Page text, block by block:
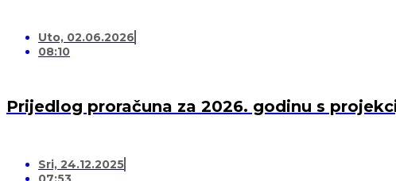
Uto, 02.06.2026
08:10
Prijedlog proračuna za 2026. godinu s
Sri, 24.12.2025